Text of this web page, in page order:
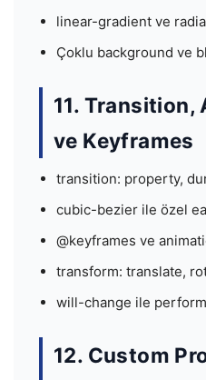
linear-gradient ve
Çoklu background ve
11. Transition,
ve Keyframes
transition: property,
cubic-bezier ile özel
@keyframes ve
transform: translate,
will-change ile
12. Custom